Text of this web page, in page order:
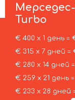
Turbo
€ 400 х 1 день =
€ 315 х 7 дней =
€ 280 х 14 дней
€ 259 х 21 день
€ 233 х 28 дней